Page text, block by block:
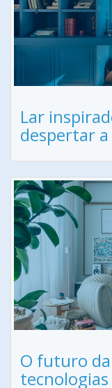
Lar
despertar
O futuro